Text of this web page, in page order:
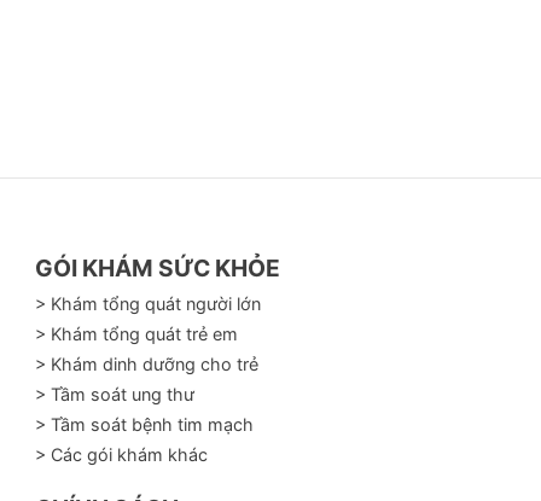
phí và hướng dẫn cách đo huyết áp đúng
tăng huyết áp, bệnh nhân mắc bệnh van
đeo, cả lúc vận động thể dục, lúc làm việc
đồ được phân tích đánh giá bởi chuyên gia
GÓI KHÁM SỨC KHỎE
> Khám tổng quát người lớn
> Khám tổng quát trẻ em
> Khám dinh dưỡng cho trẻ
> Tầm soát ung thư
> Tầm soát bệnh tim mạch
> Các gói khám khác